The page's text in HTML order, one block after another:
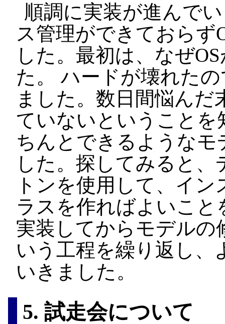
順調に実装が進んで
ス管理ができておらず
した。最初は、なぜ
た。 ハードが壊れた
ました。数日間悩ん
ていないということ
ちんとできるような
した。探してみると
トンを使用して、イ
ラスを作ればよいこ
実装してからモデルの
いう工程を繰り返し
いきました。
5. 試走会について